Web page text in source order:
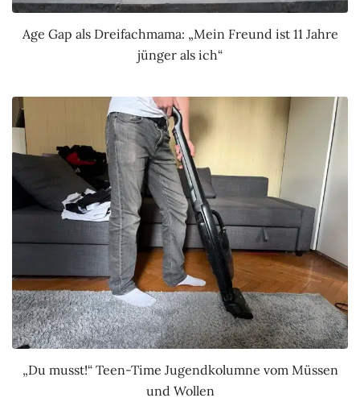
Age Gap als Dreifachmama: „Mein Freund ist 11 Jahre
jünger als ich“
„Du musst!“ Teen-Time Jugendkolumne vom Müssen
und Wollen